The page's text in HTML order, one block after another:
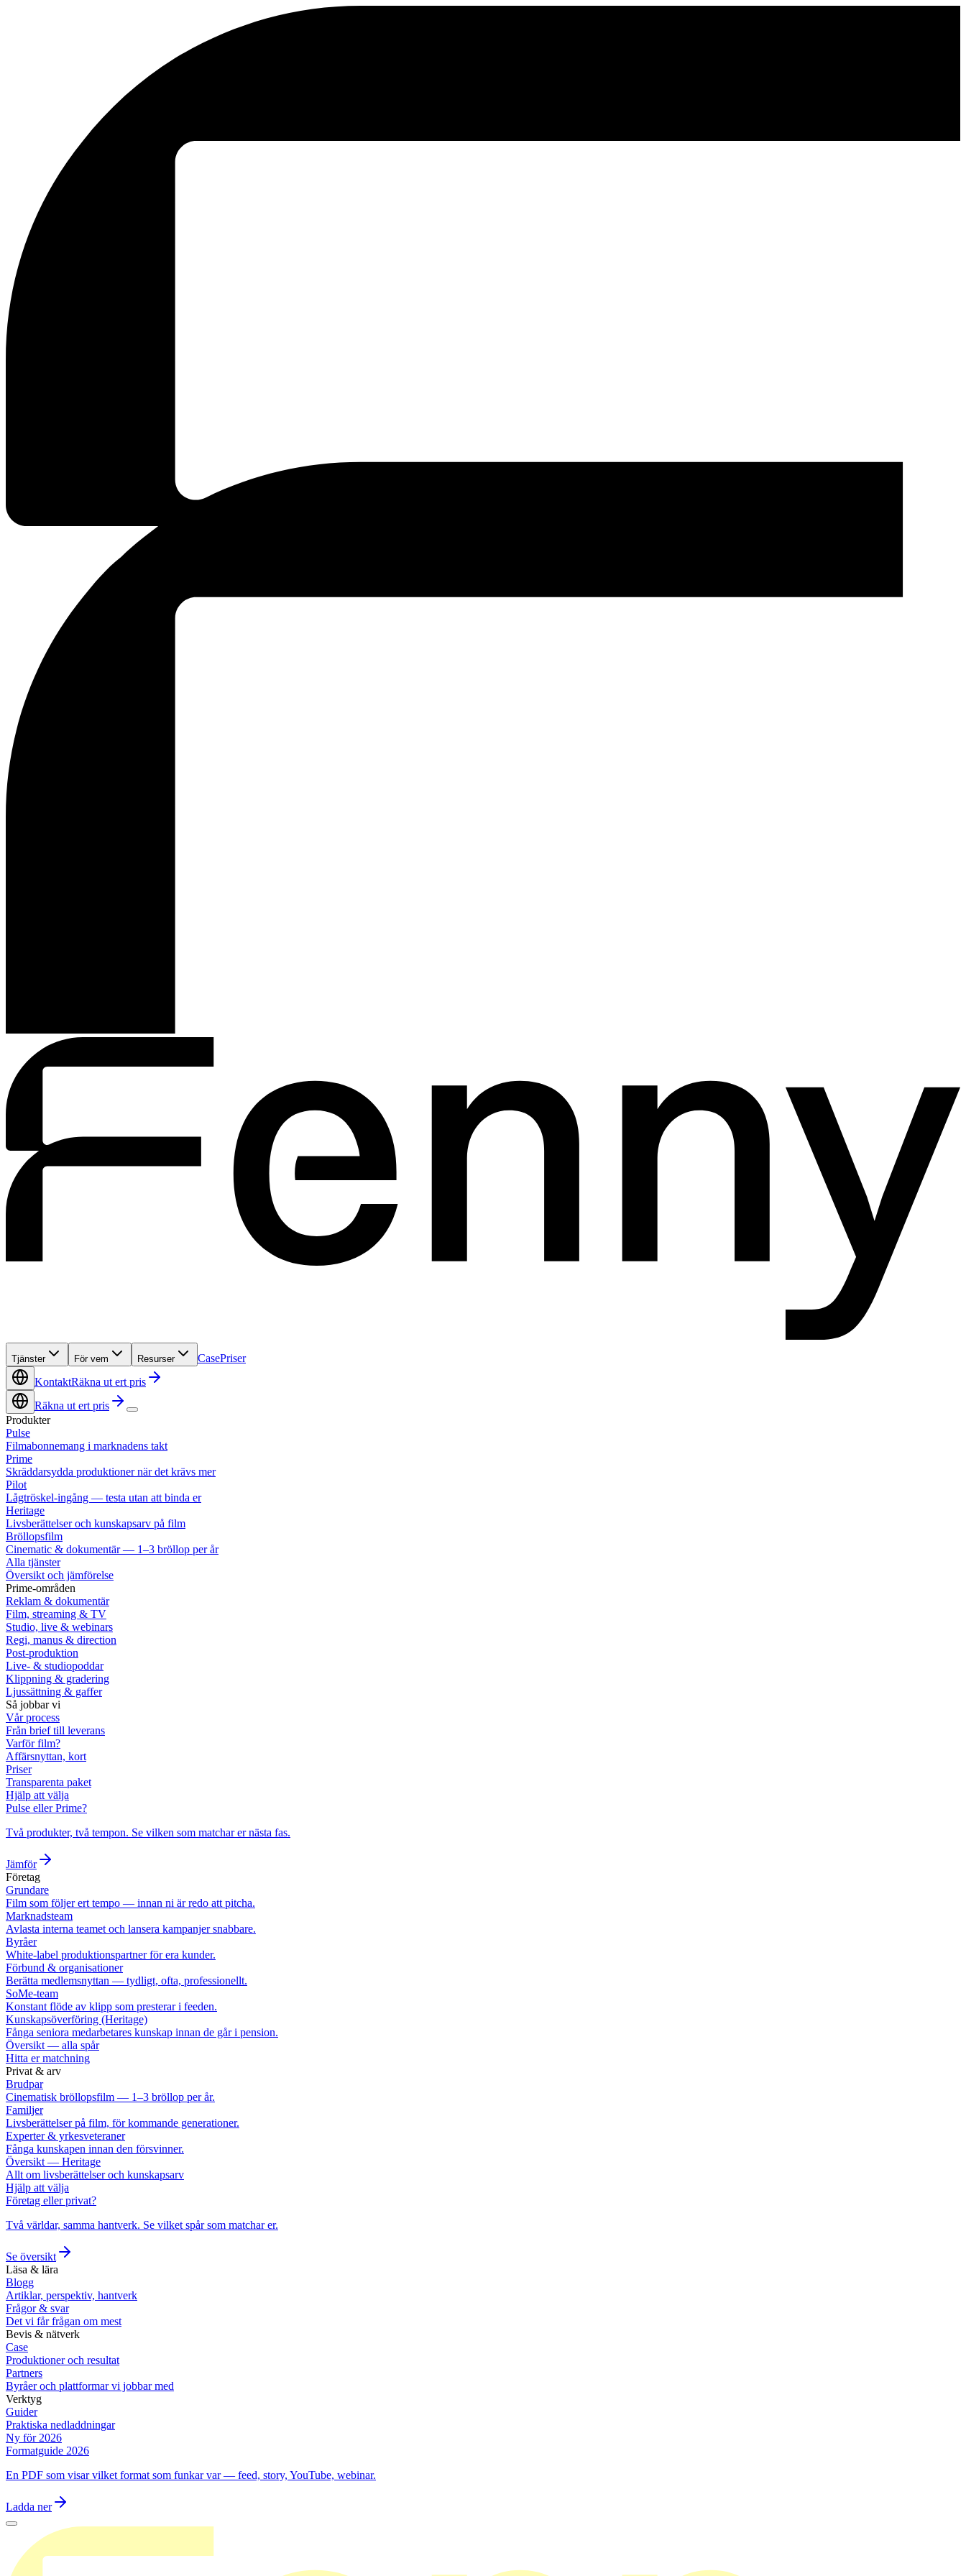
Tjänster För vem Resurser CasePriser
KontaktRäkna ut ert pris
Räkna ut ert pris
Produkter
Pulse
Filmabonnemang i marknadens takt
Prime
Skräddarsydda produktioner när det krävs mer
Pilot
Lågtröskel-ingång — testa utan att binda er
Heritage
Livsberättelser och kunskapsarv på film
Bröllopsfilm
Cinematic & dokumentär — 1–3 bröllop per år
Alla tjänster
Översikt och jämförelse
Prime-områden
Reklam & dokumentär
Film, streaming & TV
Studio, live & webinars
Regi, manus & direction
Post-produktion
Live- & studiopoddar
Klippning & gradering
Ljussättning & gaffer
Så jobbar vi
Vår process
Från brief till leverans
Varför film?
Affärsnyttan, kort
Priser
Transparenta paket
Hjälp att välja
Pulse eller Prime?
Två produkter, två tempon. Se vilken som matchar er nästa fas.
Jämför
Företag
Grundare
Film som följer ert tempo — innan ni är redo att pitcha.
Marknadsteam
Avlasta interna teamet och lansera kampanjer snabbare.
Byråer
White-label produktionspartner för era kunder.
Förbund & organisationer
Berätta medlemsnyttan — tydligt, ofta, professionellt.
SoMe-team
Konstant flöde av klipp som presterar i feeden.
Kunskapsöverföring (Heritage)
Fånga seniora medarbetares kunskap innan de går i pension.
Översikt — alla spår
Hitta er matchning
Privat & arv
Brudpar
Cinematisk bröllopsfilm — 1–3 bröllop per år.
Familjer
Livsberättelser på film, för kommande generationer.
Experter & yrkesveteraner
Fånga kunskapen innan den försvinner.
Översikt — Heritage
Allt om livsberättelser och kunskapsarv
Hjälp att välja
Företag eller privat?
Två världar, samma hantverk. Se vilket spår som matchar er.
Se översikt
Läsa & lära
Blogg
Artiklar, perspektiv, hantverk
Frågor & svar
Det vi får frågan om mest
Bevis & nätverk
Case
Produktioner och resultat
Partners
Byråer och plattformar vi jobbar med
Verktyg
Guider
Praktiska nedladdningar
Ny för 2026
Formatguide 2026
En PDF som visar vilket format som funkar var — feed, story, YouTube, webinar.
Ladda ner